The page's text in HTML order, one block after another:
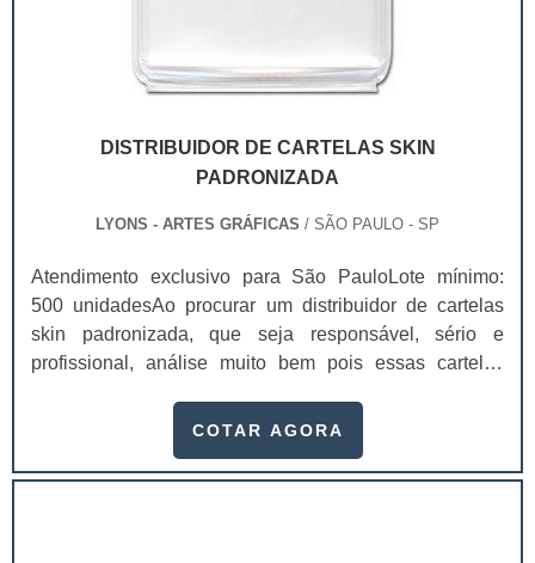
DISTRIBUIDOR DE CARTELAS SKIN
PADRONIZADA
LYONS - ARTES GRÁFICAS / SÃO PAULO - SP
Atendimento exclusivo para São PauloLote mínimo:
500 unidadesAo procurar um distribuidor de cartelas
skin padronizada, que seja responsável, sério e
profissional, análise muito bem pois essas cartelas
produto.A busca por empresas sérias para adquirir esse
podem assegurar aos clientes características pontuais
COTAR AGORA